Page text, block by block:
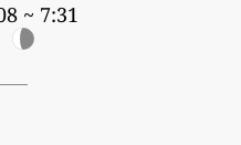
7:31 ~ 18:08